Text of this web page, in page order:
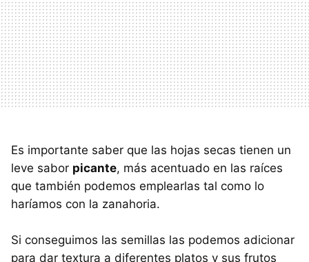
Es importante saber que las hojas secas tienen un
leve sabor picante, más acentuado en las raíces
que también podemos emplearlas tal como lo
haríamos con la zanahoria.
Si conseguimos las semillas las podemos adicionar
para dar textura a diferentes platos y sus frutos